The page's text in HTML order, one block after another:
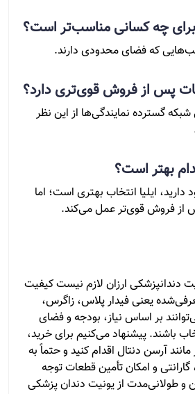
که فضای محدودی دارند.
گسترده نمایندگی‌ها از این نظر
ایلیا انتخاب بهتری است؛ اما
از فروش قوی‌تر عمل می‌کند.
دندانپزشکی ارزان لازم نیست کیفیت
۵ گزینه معرفی‌شده یعنی فیدار پلاس، زاگرس،
بر اساس نیاز، بودجه و فضای
باشند. پیشنهاد می‌کنیم برای خرید،
آرسن دنتال اقدام کنید و حتماً به
و امکان تأمین قطعات توجه
و طولانی‌مدت از یونیت دندان پزشکی